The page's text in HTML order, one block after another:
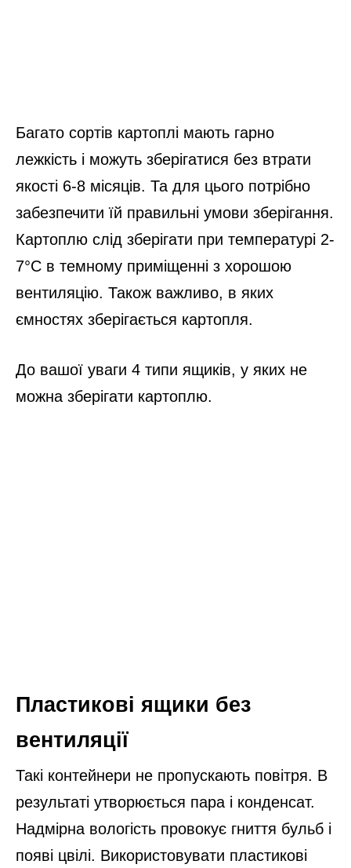
Багато сортів картоплі мають гарно
лежкість і можуть зберігатися без втрати
якості 6-8 місяців. Та для цього потрібно
забезпечити їй правильні умови зберігання.
Картоплю слід зберігати при температурі 2-
7°C в темному приміщенні з хорошою
вентиляцію. Також важливо, в яких
ємностях зберігається картопля.
До вашої уваги 4 типи ящиків, у яких не
можна зберігати картоплю.
Пластикові ящики без
вентиляції
Такі контейнери не пропускають повітря. В
результаті утворюється пара і конденсат.
Надмірна вологість провокує гниття бульб і
появі цвілі. Використовувати пластикові